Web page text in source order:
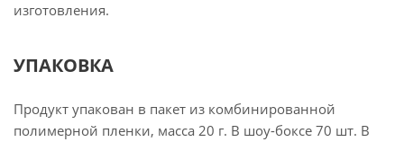
изготовления.
УПАКОВКА
Продукт упакован в пакет из комбинированной
полимерной пленки, масса 20 г. В шоу-боксе 70 шт. В